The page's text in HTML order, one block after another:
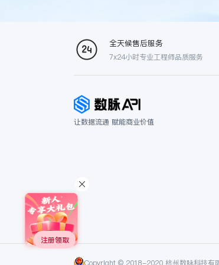
注册领取
全天候售后服务
7x24小时专业工程师品质服务
让数据流通 赋能商业价值
Copyright © 2018-2020 杭州数脉科技有